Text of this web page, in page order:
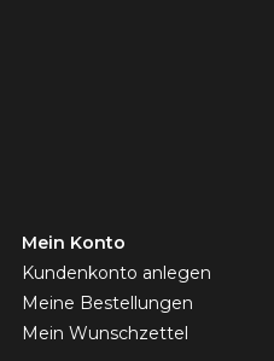
Mein Konto
Kundenkonto anlegen
Meine Bestellungen
Mein Wunschzettel